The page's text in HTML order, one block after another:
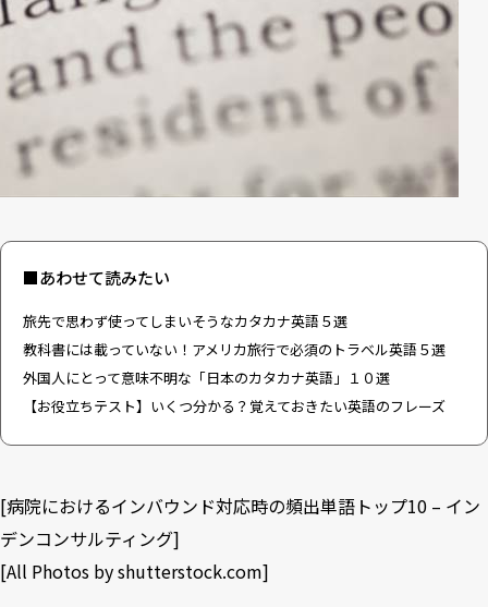
■あわせて読みたい
旅先で思わず使ってしまいそうなカタカナ英語５選
教科書には載っていない！アメリカ旅行で必須のトラベル英語５選
外国人にとって意味不明な「日本のカタカナ英語」１０選
【お役立ちテスト】いくつ分かる？覚えておきたい英語のフレーズ
[病院におけるインバウンド対応時の頻出単語トップ10 – イン
デンコンサルティング]
[All Photos byshutterstock.com]